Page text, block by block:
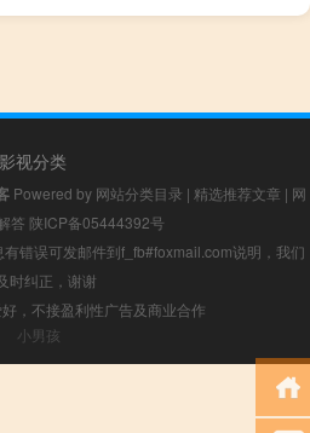
影视分类
Powered by 网站分类目录 | 精选推荐文章 | 网
答 陕ICP备05444392号
错误可发邮件到f_fb#foxmail.com说明，我们
时纠正，谢谢
，不接盈利性广告及商业合作
小男孩